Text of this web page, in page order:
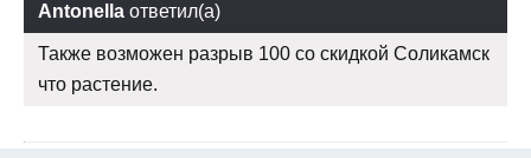
Antonella ответил(а)
Также возможен разрыв 100 со скидкой Соликамск
что растение.